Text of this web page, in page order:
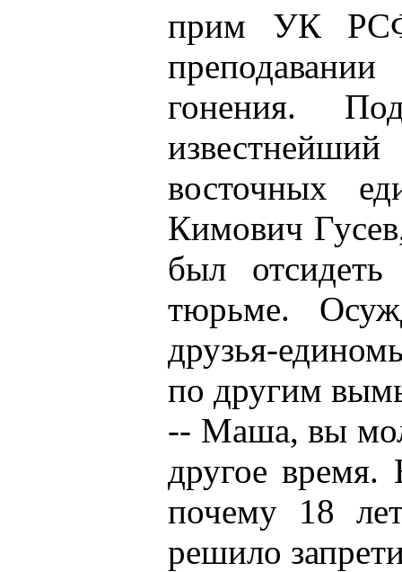
прим УК
гонения.
восточных
Кимович
был
тюрьме.
друзья-
по другим
-- Маша, вы
другое
почему 18
решило